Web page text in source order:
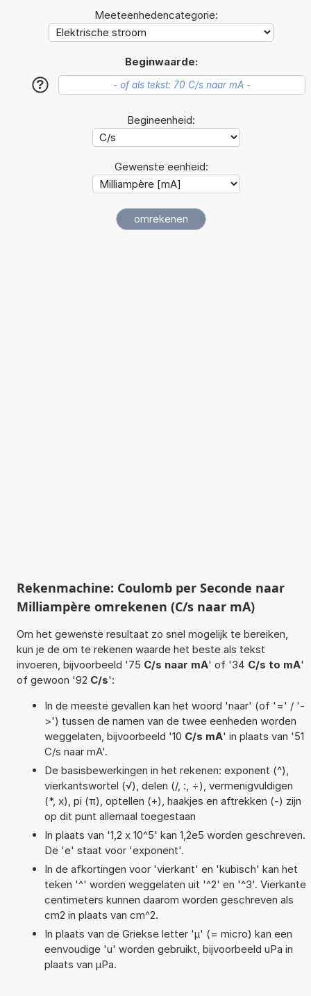
Meeteenhedencategorie:
Beginwaarde:
?
Begineenheid:
Gewenste eenheid:
Rekenmachine: Coulomb per Seconde naar
Milliampère omrekenen (C/s naar mA)
Om het gewenste resultaat zo snel mogelijk te bereiken,
kun je de om te rekenen waarde het beste als tekst
invoeren, bijvoorbeeld '75 C/s naar mA' of '34 C/s to mA'
of gewoon '92 C/s':
In de meeste gevallen kan het woord 'naar' (of '=' / '-
>') tussen de namen van de twee eenheden worden
weggelaten, bijvoorbeeld '10 C/s mA' in plaats van '51
C/s naar mA'.
De basisbewerkingen in het rekenen: exponent (^),
vierkantswortel (√), delen (/, :, ÷), vermenigvuldigen
(*, x), pi (π), optellen (+), haakjes en aftrekken (-) zijn
op dit punt allemaal toegestaan
In plaats van '1,2 x 10^5' kan 1,2e5 worden geschreven.
De 'e' staat voor 'exponent'.
In de afkortingen voor 'vierkant' en 'kubisch' kan het
teken '^' worden weggelaten uit '^2' en '^3'. Vierkante
centimeters kunnen daarom worden geschreven als
cm2 in plaats van cm^2.
In plaats van de Griekse letter 'µ' (= micro) kan een
eenvoudige 'u' worden gebruikt, bijvoorbeeld uPa in
plaats van µPa.